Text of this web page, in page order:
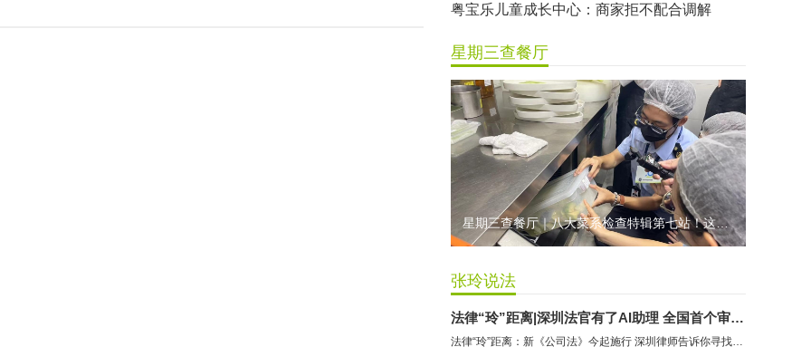
无上悦动健身：商家停业未退费
龅牙兔儿童情商训练营：商家承诺退费未履行
预付式消费退款难 深圳市消委会公开谴责力美健华联店
元宵佳节，发生了“甜蜜的烦恼”该怎么办？
2021年深圳市消费投诉分析报告出炉 教育培训投诉量增长
星期三查餐厅
星期三查餐厅｜八大菜系检查特辑第七站！这家米其林一星人气闽菜餐厅后厨干净吗？
张玲说法
法律“玲”距离|深圳法官有了AI助理 全国首个审判大模型到底长啥样